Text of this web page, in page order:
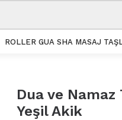
ROLLER GUA SHA MASAJ
Dua ve
Yeşil Akik